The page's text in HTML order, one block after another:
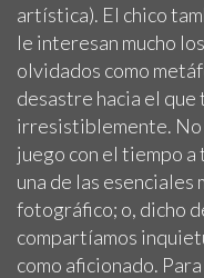
artística). El chico
le interesan mucho
olvidados como
desastre hacia el que
irresistiblemente. No
juego con el tiempo
una de las esenciales
fotográfico; o, dicho
compartíamos
como aficionado.